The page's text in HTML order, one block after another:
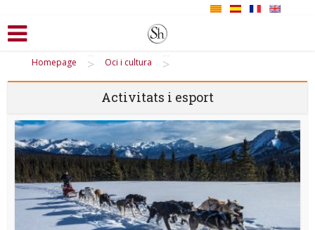
Homepage > Oci i cultura
>
Activitats i esport